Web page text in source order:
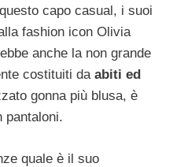
capo casual, i suoi
fashion icon Olivia
anche la non grande
costituiti da abiti ed
gonna più blusa, è
pantaloni.
quale è il suo